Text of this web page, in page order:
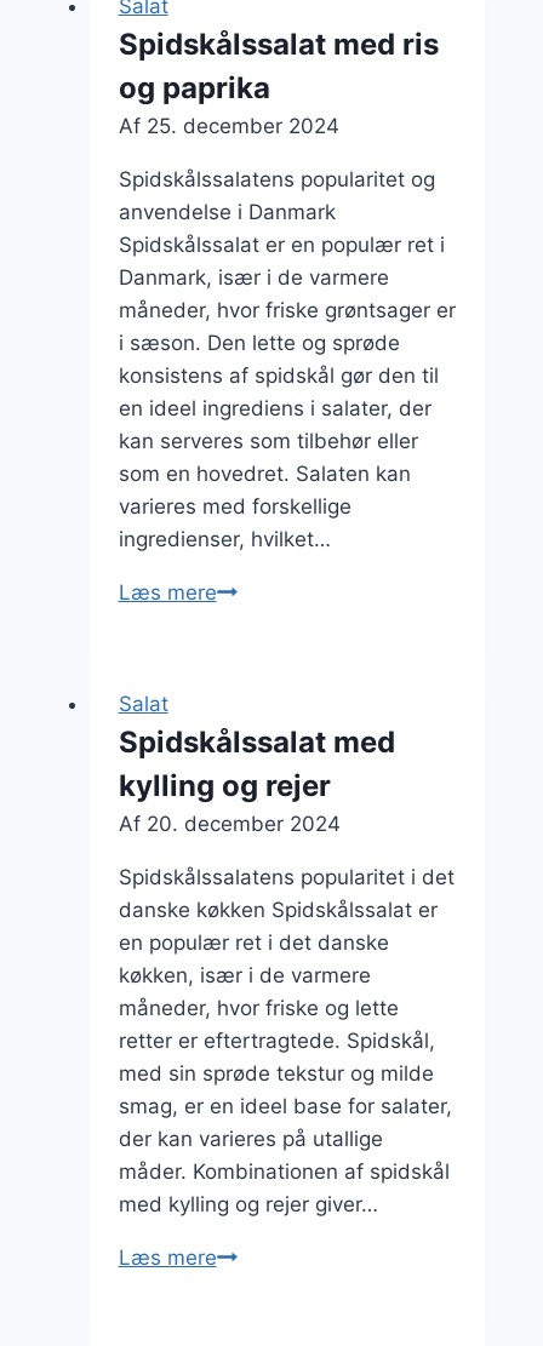
lejligheder
Salat
Spidskålssalat med ris
og paprika
Af 25. december 2024
Spidskålssalatens popularitet og
anvendelse i Danmark
Spidskålssalat er en populær ret i
Danmark, især i de varmere
måneder, hvor friske grøntsager er
i sæson. Den lette og sprøde
konsistens af spidskål gør den til
en ideel ingrediens i salater, der
kan serveres som tilbehør eller
som en hovedret. Salaten kan
varieres med forskellige
ingredienser, hvilket…
Læs mereSpidskålssalat
Salat
Spidskålssalat med
kylling og rejer
Af 20. december 2024
Spidskålssalatens popularitet i det
danske køkken Spidskålssalat er
en populær ret i det danske
køkken, især i de varmere
måneder, hvor friske og lette
retter er eftertragtede. Spidskål,
med sin sprøde tekstur og milde
smag, er en ideel base for salater,
der kan varieres på utallige
måder. Kombinationen af spidskål
med kylling og rejer giver…
Læs mereSpidskålssalat